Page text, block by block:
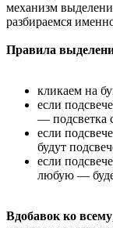
механизм
разбираемся
Правила
кликаем на
если
— подсветка
если
будут
если
любую —
Вдобавок ко всему